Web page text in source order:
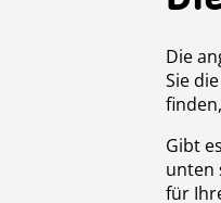
Die
Sie
Gibt
unten
für